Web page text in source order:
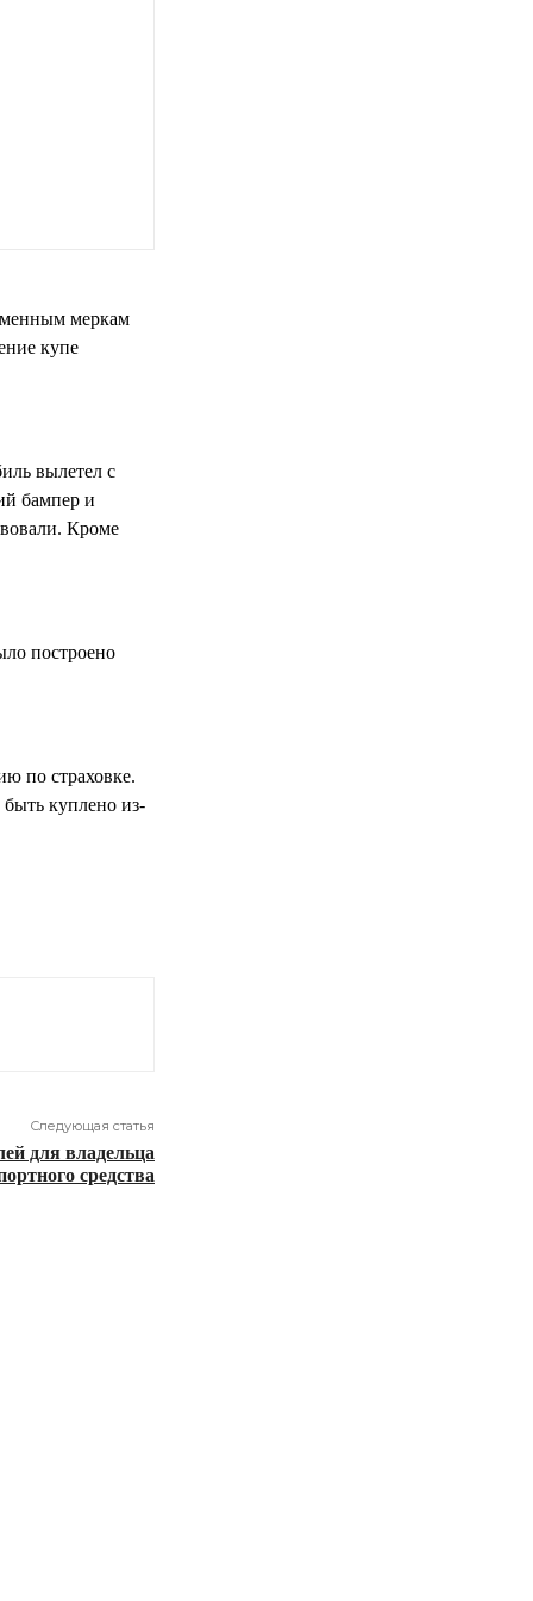
меркам
купе
вылетел с
бампер и
Кроме
построено
по страховке.
куплено из-
Следующая статья
для владельца
средства